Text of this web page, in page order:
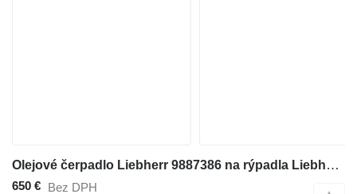
Olejové čerpadlo Liebherr 9887386 na rýpadla Liebherr P964 , R974 ,R964
650 € Bez DPH